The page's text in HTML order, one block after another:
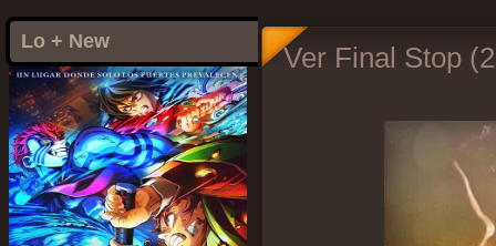
Lo + New Ver Final Stop